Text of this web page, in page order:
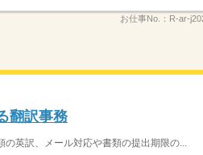
お仕事No.： R-ar-
翻訳事務
の英訳、メール対応や書類の提出期限の...